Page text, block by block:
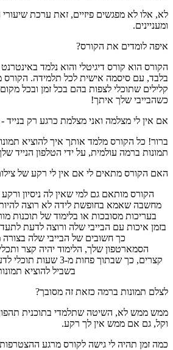
לא, אלו לא מפגשים פיזיים, זאת ערכת
ומעניינים.
איפה לומדים את הקורס?
הקורס הוא קורס דיגיטלי והוא נלמד
בלבד, עם סיסמה אישית לכל תלמידה. הקורס
קלילים שתוכלי לצפות בהם בכל זמן ובכל
כשהבייבי שלך איתך!
אם אין לי מצלמה ואני מצלמת כרגע רק בנייד
ברור! כל הקורס מלמד אותך איך להוציא
תמונות ברמה עולמית, על ידי הטלפון הנייד
האם הקורס מתאים לי אם אין לי רקע של
הקורס מותאם גם למי שאין לה ניסיון
מחשבה שאמא בחופשת לידה לא רוצה
בעריכות מסובכות או בלימוד של תוכנות
בזמן איכות עם הבייבי שלה ורוצה לדעת
כך חשובים של הבייבי שלה
הסמארטפון שלך, הלימוד יהיה קצר
קצרים, כך שבתוך פחות
בשביל להוציא
לצלם תמונות ברמה כזאת זה מסובך?
ממש ממש לא, השיטה שתלמדי בתוכנית
וקל, גם אם ממש אין לך רקע.
כמה זמן תהיה לי גישה לקורס מרגע